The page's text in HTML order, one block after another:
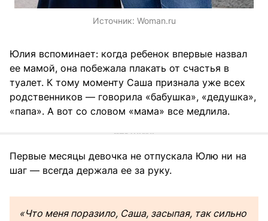
Источник: Woman.ru
Юлия вспоминает: когда ребенок впервые назвал
ее мамой, она побежала плакать от счастья в
туалет. К тому моменту Саша признала уже всех
родственников — говорила «бабушка», «дедушка»,
«папа». А вот со словом «мама» все медлила.
Первые месяцы девочка не отпускала Юлю ни на
шаг — всегда держала ее за руку.
«Что меня поразило, Саша, засыпая, так сильно